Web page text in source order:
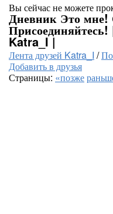
Вы сейчас не можете
Дневник Это мне!
Katra_I |
Лента друзей Katra_I /
Добавить в друзья
Страницы: «позже